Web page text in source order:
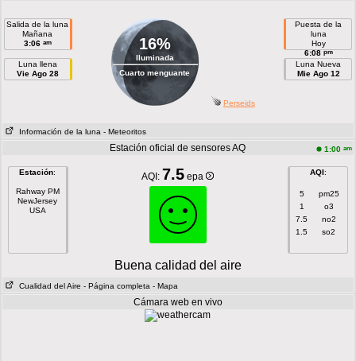
Salida de la luna
Mañana
3:06 am
Luna llena
Vie Ago 28
16%
Iluminada
Cuarto menguante
Puesta de la
luna
Hoy
6:08pm
Luna Nueva
Mie Ago 12
Perseids
Información de la luna - Meteoritos
Estación oficial de sensores AQ 1:00 am
Estación:
Rahway PM
NewJersey
USA
AQI: 7.5 epa AQI:
5
pm25
1
o3
7.5
no2
1.5
so2
Buena calidad del aire
Cualidad del Aire - Página completa - Mapa
Cámara web en vivo